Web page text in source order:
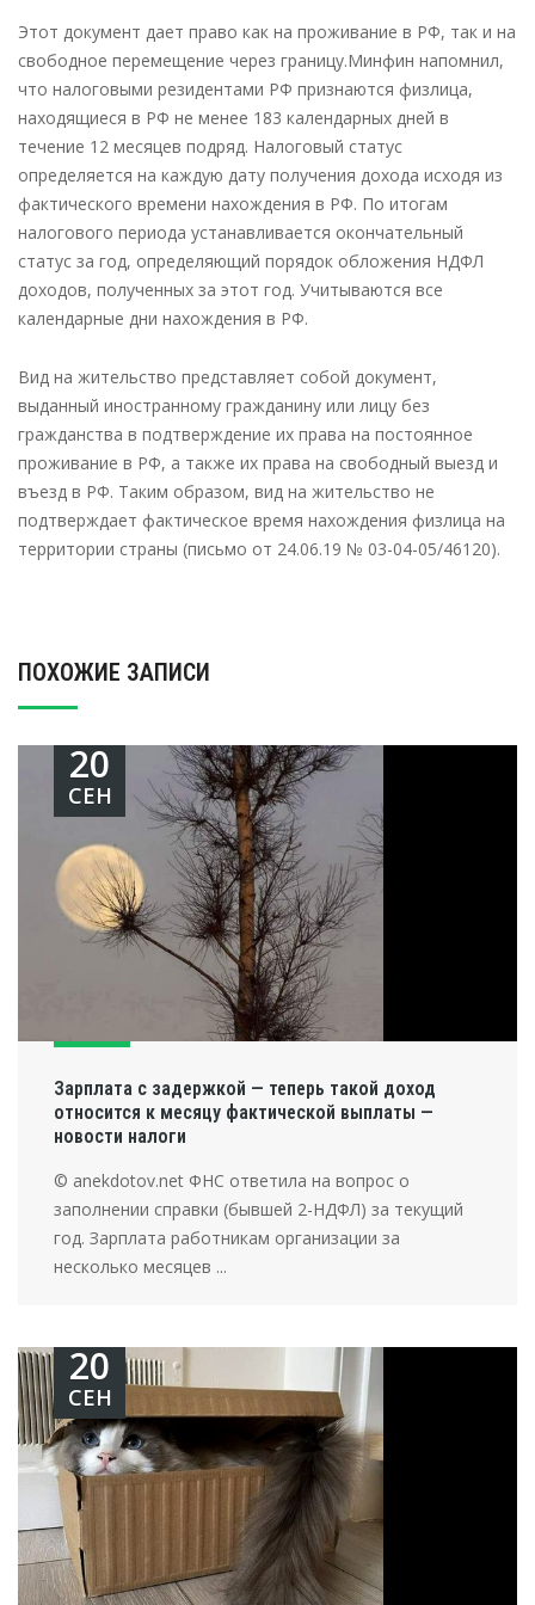
Этот документ дает право как на проживание в РФ, так и на
свободное перемещение через границу.Минфин напомнил,
что налоговыми резидентами РФ признаются физлица,
находящиеся в РФ не менее 183 календарных дней в
течение 12 месяцев подряд. Налоговый статус
определяется на каждую дату получения дохода исходя из
фактического времени нахождения в РФ. По итогам
налогового периода устанавливается окончательный
статус за год, определяющий порядок обложения НДФЛ
доходов, полученных за этот год. Учитываются все
календарные дни нахождения в РФ.
Вид на жительство представляет собой документ,
выданный иностранному гражданину или лицу без
гражданства в подтверждение их права на постоянное
проживание в РФ, а также их права на свободный выезд и
въезд в РФ. Таким образом, вид на жительство не
подтверждает фактическое время нахождения физлица на
территории страны (письмо от 24.06.19 № 03-04-05/46120).
ПОХОЖИЕ ЗАПИСИ
Зарплата с задержкой — теперь такой доход
относится к месяцу фактической выплаты —
новости налоги
20
СЕН
© anekdotov.net ФНС ответила на вопрос о
заполнении справки (бывшей 2-НДФЛ) за текущий
год. Зарплата работникам организации за
несколько месяцев ...
20
СЕН